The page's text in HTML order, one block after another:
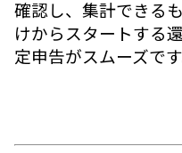
確認し、集計できる
けからスタートする
定申告がスムーズです